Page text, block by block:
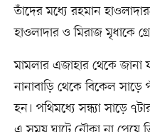
তাঁদের মধ্যে রহমান
হাওলাদার ও মিরাজ মৃধাকে
মামলার এজাহার থেকে জানা
নানাবাড়ি থেকে বিকেল সাড়ে
হন। পথিমধ্যে সন্ধ্যা সাড়ে